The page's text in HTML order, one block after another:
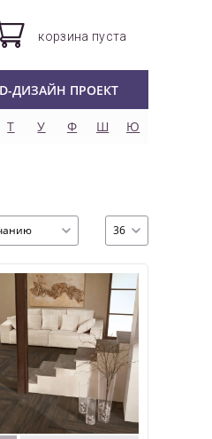
корзина пуста
ДИЗАЙН ПРОЕКТ
Т У Ф Ш
Ю
36